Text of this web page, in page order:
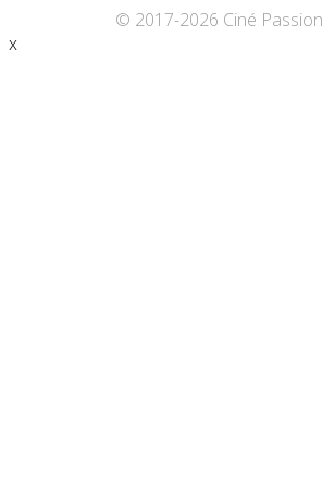
© 2017-2026 Ciné
x